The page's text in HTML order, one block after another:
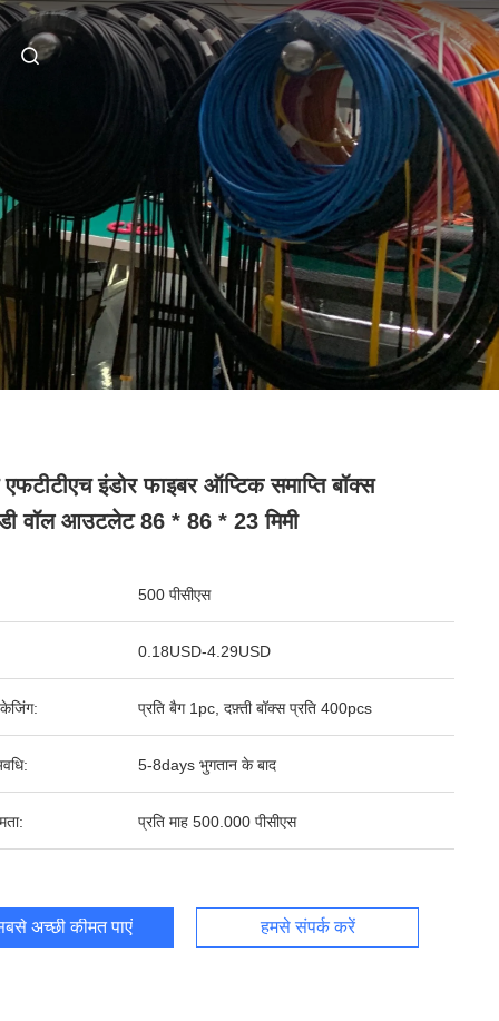
एफटीटीएच इंडोर फाइबर ऑप्टिक समाप्ति बॉक्स
वॉल आउटलेट 86 * 86 * 23 मिमी
500 पीसीएस
0.18USD-4.29USD
प्रति बैग 1pc, दफ़्ती बॉक्स प्रति 400pcs
5-8days भुगतान के बाद
प्रति माह 500.000 पीसीएस
अच्छी कीमत पाएं हमसे संपर्क करें